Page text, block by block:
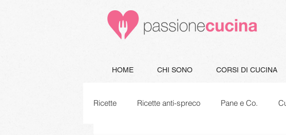
HOME CHI SONO CORSI DI CUCINA
Ricette Ricette anti-spreco Pane e Co.